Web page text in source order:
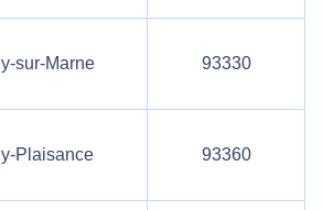
sur-Marne 93330
Plaisance 93360